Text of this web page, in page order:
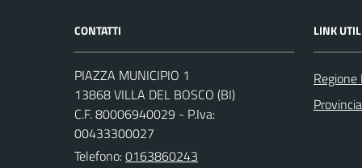
CONTATTI
PIAZZA MUNICIPIO 1
13868 VILLA DEL BOSCO (BI)
C.F. 80006940029 - P.Iva:
00433300027
Telefono:0163860243
LINK